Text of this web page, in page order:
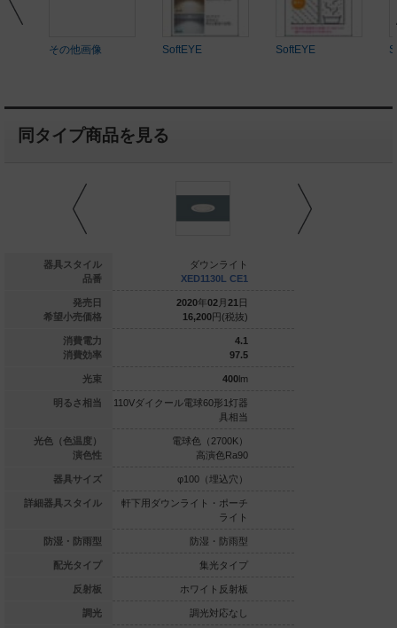
その他画像 SoftEYE SoftEYE
同タイプ商品を見る
器具スタイル
品番
発売日
希望小売価格
消費電力
消費効率
光束
明るさ相当
光色（色温度）
演色性
器具サイズ
詳細器具スタイル
防湿・防雨型
配光タイプ
反射板
調光
ダウンライト
円(税抜)
5
61
形1灯器具相当
色（5000K）
（埋込穴）
イト・ポーチ
防湿・防雨型
拡散タイプ
ダウンライト
XED1130L CE1
2020年02 月 21 日
16,200円(税抜)
4.1
97.5
400lm
110Vダイクール電球60形1灯器
具相当
電球色（2700K）
高演色Ra90
φ100（埋込穴）
軒下用ダウンライト・ポーチ
ライト
防湿・防雨型
集光タイプ
ホワイト反射板
調光対応なし